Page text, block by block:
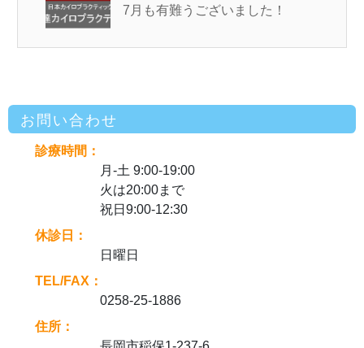
7月も有難うございました！
お問い合わせ
診療時間：
月-土 9:00-19:00
火は20:00まで
祝日9:00-12:30
休診日：
日曜日
TEL/FAX：
0258-25-1886
住所：